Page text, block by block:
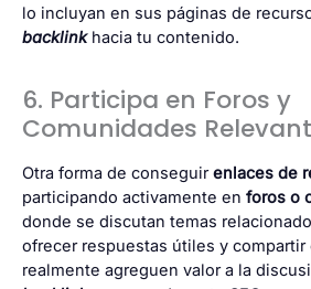
lo incluyan en sus páginas de
backlinkhacia tu contenido.
6. Participa en Foros y
Comunidades
Otra forma de conseguirenlaces de
participando activamente en foros o
donde se discutan temas
ofrecer respuestas útiles y compartir
realmente agreguen valor a la